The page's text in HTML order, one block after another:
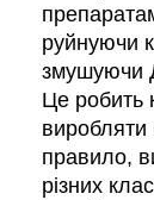
руйнуючи
змушуючи
Це робить
виробляти
правило,
різних